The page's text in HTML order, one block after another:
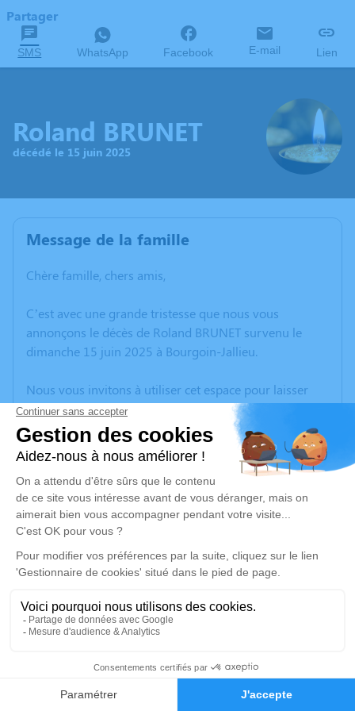
Faire-part Hommages
Partager
SMS WhatsApp Facebook E-mail Lien
Roland BRUNET
décédé le 15 juin 2025
Message de la famille
Chère famille, chers amis,
C’est avec une grande tristesse que nous vous
annonçons le décès de Roland BRUNET survenu le
dimanche 15 juin 2025 à Bourgoin-Jallieu.
Nous vous invitons à utiliser cet espace pour laisser
vos condoléances, partager des photos souvenirs, une
anecdote ou exprimer vos pensées à travers des
poèmes ou des textes. Cet endroit est un lieu
d'expression dédié à honorer la mémoire de Roland
BRUNET.
Un service de plantation d’arbre hommage est
disponible ici.
Je rends hommage
Cérémonie
crematorium de Bron
69500 Bron